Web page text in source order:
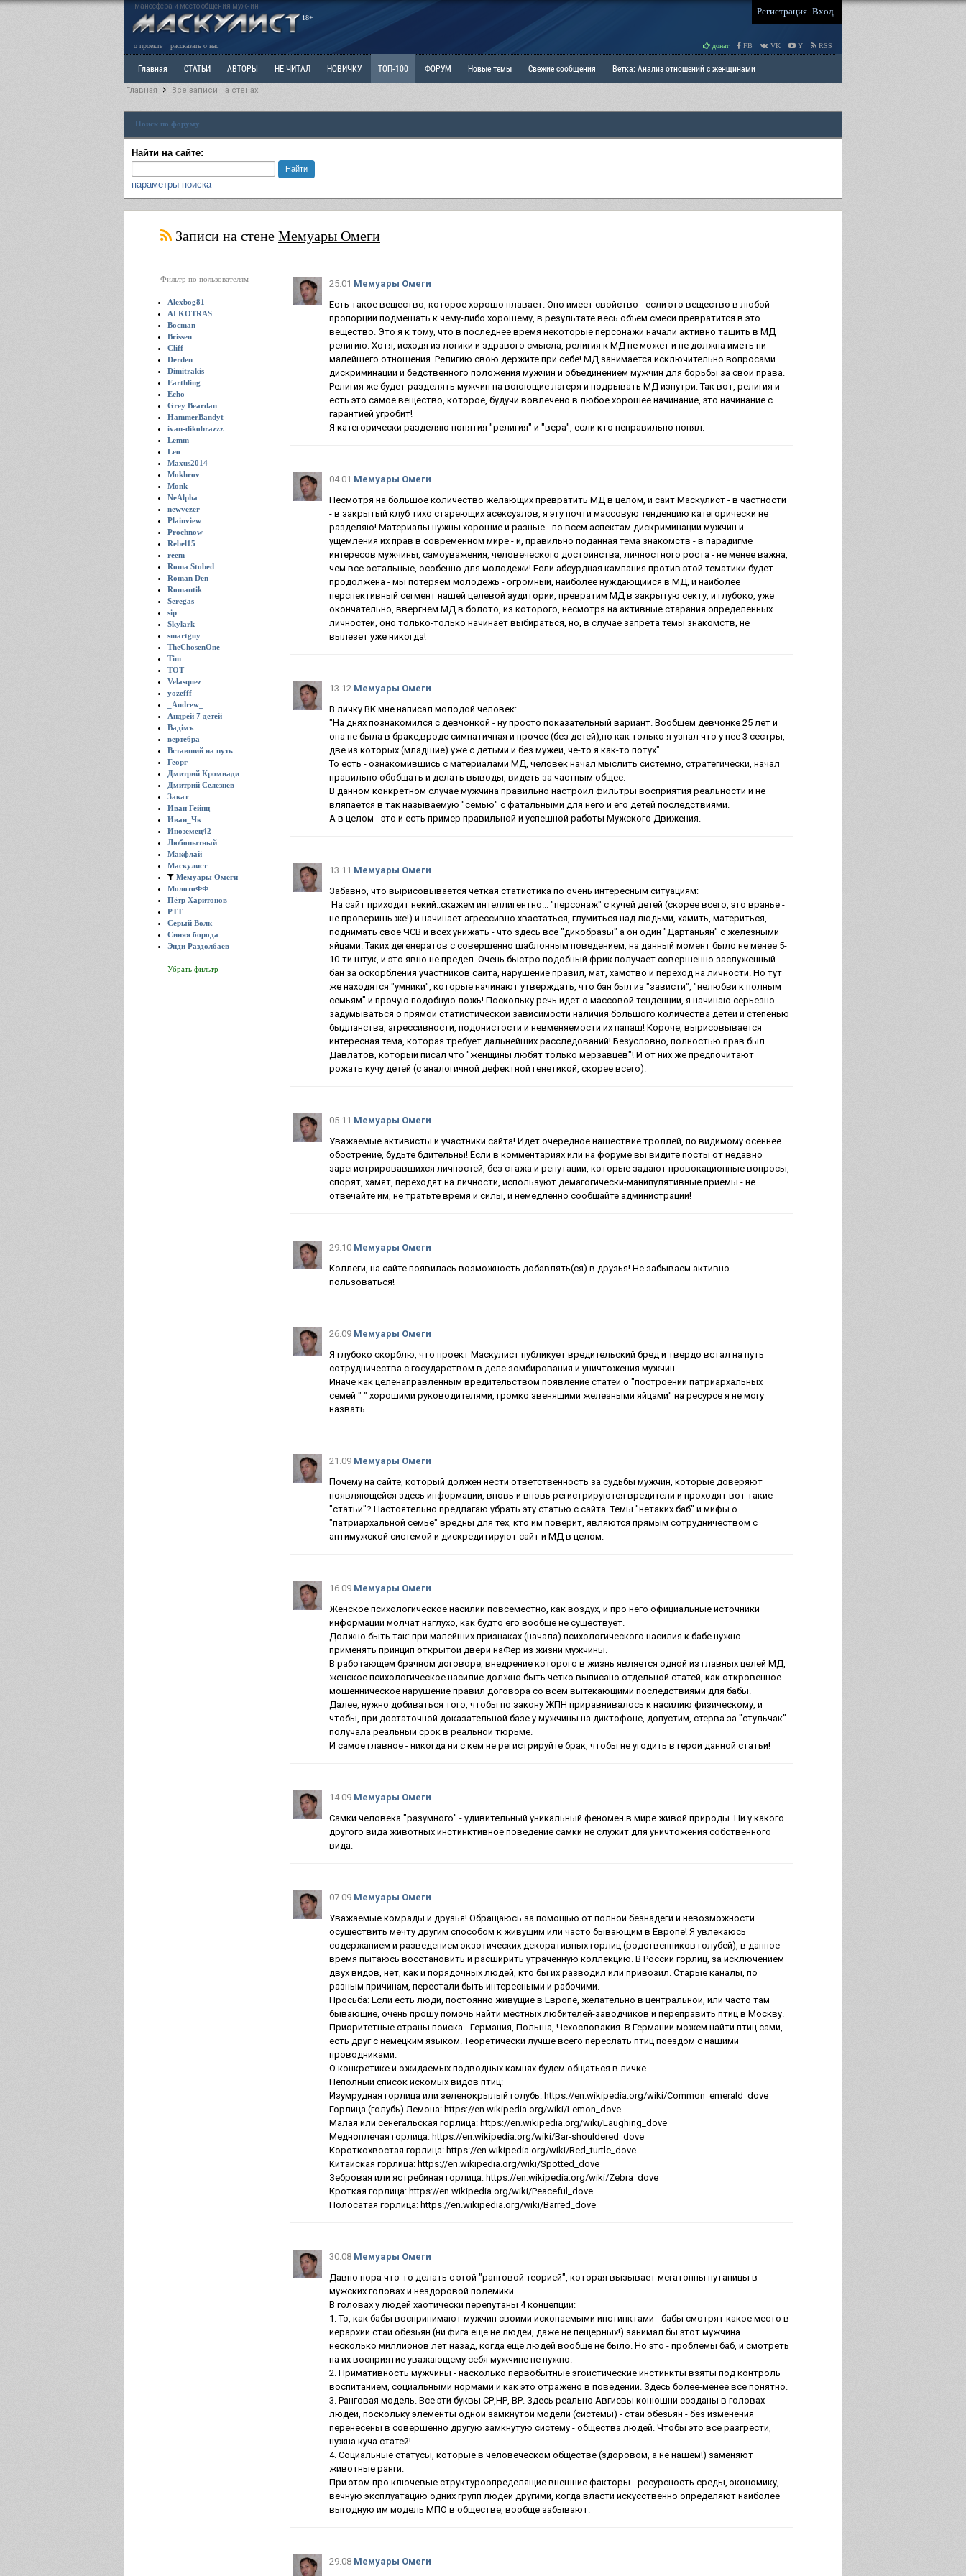
маносфера и место общения мужчин
18+
Регистрация Вход
о проекте рассказать о нас донат FB VK Y RSS
Главная СТАТЬИ АВТОРЫ НЕ ЧИТАЛ НОВИЧКУ ТОП-100 ФОРУМ Новые темы Свежие сообщения Ветка: Анализ отношений с женщинами
РАЗДЕЛ: Разное
Главная Все записи на стенах
Поиск по форуму
Найти на сайте:
параметры поиска
Записи на стене Мемуары Омеги
Фильтр по пользователям
Alexbog81
ALKOTRAS
Bocman
Brissen
Cliff
Derden
Dimitrakis
Earthling
Echo
Grey Beardan
HammerBandyt
ivan-dikobrazzz
Lemm
Leo
Maxus2014
Mokhrov
Monk
NeAlpha
newvezer
Plainview
Prochnow
Rebel15
reem
Roma Stobed
Roman Den
Romantik
Seregas
sip
Skylark
smartguy
TheChosenOne
Tim
TOT
Velasquez
yozefff
_Andrew_
Андрей 7 детей
Вадiмъ
вертебра
Вставший на путь
Георг
Дмитрий Кромиади
Дмитрий Селезнев
Закат
Иван Гейнц
Иван_Чк
Иноземец42
Любопытный
Макфлай
Маскулист
Мемуары Омеги
МолотоФФ
Пётр Харитонов
РТТ
Серый Волк
Синяя борода
Энди Раздолбаев
Убрать фильтр
25.01 Мемуары Омеги
Есть такое вещество, которое хорошо плавает. Оно имеет свойство - если это вещество в любой
пропорции подмешать к чему-либо хорошему, в результате весь объем смеси превратится в это
вещество. Это я к тому, что в последнее время некоторые персонажи начали активно тащить в МД
религию. Хотя, исходя из логики и здравого смысла, религия к МД не может и не должна иметь ни
малейшего отношения. Религию свою держите при себе! МД занимается исключительно вопросами
дискриминации и бедственного положения мужчин и объединением мужчин для борьбы за свои права.
Религия же будет разделять мужчин на воюющие лагеря и подрывать МД изнутри. Так вот, религия и
есть это самое вещество, которое, будучи вовлечено в любое хорошее начинание, это начинание с
гарантией угробит!
Я категорически разделяю понятия "религия" и "вера", если кто неправильно понял.
04.01 Мемуары Омеги
Несмотря на большое количество желающих превратить МД в целом, и сайт Маскулист - в частности
- в закрытый клуб тихо стареющих асексуалов, я эту почти массовую тенденцию категорически не
разделяю! Материалы нужны хорошие и разные - по всем аспектам дискриминации мужчин и
ущемления их прав в современном мире - и, правильно поданная тема знакомств - в парадигме
интересов мужчины, самоуважения, человеческого достоинства, личностного роста - не менее важна,
чем все остальные, особенно для молодежи! Если абсурдная кампания против этой тематики будет
продолжена - мы потеряем молодежь - огромный, наиболее нуждающийся в МД, и наиболее
перспективный сегмент нашей целевой аудитории, превратим МД в закрытую секту, и глубоко, уже
окончательно, ввергнем МД в болото, из которого, несмотря на активные старания определенных
личностей, оно только-только начинает выбираться, но, в случае запрета темы знакомств, не
вылезет уже никогда!
13.12 Мемуары Омеги
В личку ВК мне написал молодой человек:
"На днях познакомился с девчонкой - ну просто показательный вариант. Вообщем девчонке 25 лет и
она не была в браке,вроде симпатичная и прочее (без детей),но как только я узнал что у нее 3 сестры,
две из которых (младшие) уже с детьми и без мужей, че-то я как-то потух"
То есть - ознакомившись с материалами МД, человек начал мыслить системно, стратегически, начал
правильно обобщать и делать выводы, видеть за частным общее.
В данном конкретном случае мужчина правильно настроил фильтры восприятия реальности и не
вляпается в так называемую "семью" с фатальными для него и его детей последствиями.
А в целом - это и есть пример правильной и успешной работы Мужского Движения.
13.11 Мемуары Омеги
Забавно, что вырисовывается четкая статистика по очень интересным ситуациям:
На сайт приходит некий..скажем интеллигентно... "персонаж" с кучей детей (скорее всего, это вранье -
не проверишь же!) и начинает агрессивно хвастаться, глумиться над людьми, хамить, материться,
поднимать свое ЧСВ и всех унижать - что здесь все "дикобразы" а он один "Дартаньян" с железными
яйцами. Таких дегенератов с совершенно шаблонным поведением, на данный момент было не менее 5-
10-ти штук, и это явно не предел. Очень быстро подобный фрик получает совершенно заслуженный
бан за оскорбления участников сайта, нарушение правил, мат, хамство и переход на личности. Но тут
же находятся "умники", которые начинают утверждать, что бан был из "зависти", "нелюбви к полным
семьям" и прочую подобную ложь! Поскольку речь идет о массовой тенденции, я начинаю серьезно
задумываться о прямой статистической зависимости наличия большого количества детей и степенью
быдланства, агрессивности, подонистости и невменяемости их папаш! Короче, вырисовывается
интересная тема, которая требует дальнейших расследований! Безусловно, полностью прав был
Давлатов, который писал что "женщины любят только мерзавцев"! И от них же предпочитают
рожать кучу детей (с аналогичной дефектной генетикой, скорее всего).
05.11 Мемуары Омеги
Уважаемые активисты и участники сайта! Идет очередное нашествие троллей, по видимому осеннее
обострение, будьте бдительны! Если в комментариях или на форуме вы видите посты от недавно
зарегистрировавшихся личностей, без стажа и репутации, которые задают провокационные вопросы,
спорят, хамят, переходят на личности, используют демагогически-манипулятивные приемы - не
отвечайте им, не тратьте время и силы, и немедленно сообщайте администрации!
29.10 Мемуары Омеги
Коллеги, на сайте появилась возможность добавлять(ся) в друзья! Не забываем активно
пользоваться!
26.09 Мемуары Омеги
Я глубоко скорблю, что проект Маскулист публикует вредительский бред и твердо встал на путь
сотрудничества с государством в деле зомбирования и уничтожения мужчин.
Иначе как целенаправленным вредительством появление статей о "построении патриархальных
семей " " хорошими руководителями, громко звенящими железными яйцами" на ресурсе я не могу
назвать.
21.09 Мемуары Омеги
Почему на сайте, который должен нести ответственность за судьбы мужчин, которые доверяют
появляющейся здесь информации, вновь и вновь регистрируются вредители и проходят вот такие
"статьи"? Настоятельно предлагаю убрать эту статью с сайта. Темы "нетаких баб" и мифы о
"патриархальной семье" вредны для тех, кто им поверит, являются прямым сотрудничеством с
антимужской системой и дискредитируют сайт и МД в целом.
16.09 Мемуары Омеги
Женское психологическое насилии повсеместно, как воздух, и про него официальные источники
информации молчат наглухо, как будто его вообще не существует.
Должно быть так: при малейших признаках (начала) психологического насилия к бабе нужно
применять принцип открытой двери наФер из жизни мужчины.
В работающем брачном договоре, внедрение которого в жизнь является одной из главных целей МД,
женское психологическое насилие должно быть четко выписано отдельной статей, как откровенное
мошенническое нарушение правил договора со всем вытекающими последствиями для бабы.
Далее, нужно добиваться того, чтобы по закону ЖПН приравнивалось к насилию физическому, и
чтобы, при достаточной доказательной базе у мужчины на диктофоне, допустим, стерва за "стульчак"
получала реальный срок в реальной тюрьме.
И самое главное - никогда ни с кем не регистрируйте брак, чтобы не угодить в герои данной статьи!
14.09 Мемуары Омеги
Самки человека "разумного" - удивительный уникальный феномен в мире живой природы. Ни у какого
другого вида животных инстинктивное поведение самки не служит для уничтожения собственного
вида.
07.09 Мемуары Омеги
Уважаемые комрады и друзья! Обращаюсь за помощью от полной безнадеги и невозможности
осуществить мечту другим способом к живущим или часто бывающим в Европе! Я увлекаюсь
содержанием и разведением экзотических декоративных горлиц (родственников голубей), в данное
время пытаюсь восстановить и расширить утраченную коллекцию. В России горлиц, за исключением
двух видов, нет, как и порядочных людей, кто бы их разводил или привозил. Старые каналы, по
разным причинам, перестали быть интересными и рабочими.
Просьба: Если есть люди, постоянно живущие в Европе, желательно в центральной, или часто там
бывающие, очень прошу помочь найти местных любителей-заводчиков и переправить птиц в Москву.
Приоритетные страны поиска - Германия, Польша, Чехословакия. В Германии можем найти птиц сами,
есть друг с немецким языком. Теоретически лучше всего переслать птиц поездом с нашими
проводниками.
О конкретике и ожидаемых подводных камнях будем общаться в личке.
Неполный список искомых видов птиц:
Изумрудная горлица или зеленокрылый голубь: https://en.wikipedia.org/wiki/Common_emerald_dove
Горлица (голубь) Лемона: https://en.wikipedia.org/wiki/Lemon_dove
Малая или сенегальская горлица: https://en.wikipedia.org/wiki/Laughing_dove
Медноплечая горлица: https://en.wikipedia.org/wiki/Bar-shouldered_dove
Короткохвостая горлица: https://en.wikipedia.org/wiki/Red_turtle_dove
Китайская горлица: https://en.wikipedia.org/wiki/Spotted_dove
Зебровая или ястребиная горлица: https://en.wikipedia.org/wiki/Zebra_dove
Кроткая горлица: https://en.wikipedia.org/wiki/Peaceful_dove
Полосатая горлица: https://en.wikipedia.org/wiki/Barred_dove
30.08 Мемуары Омеги
Давно пора что-то делать с этой "ранговой теорией", которая вызывает мегатонны путаницы в
мужских головах и нездоровой полемики.
В головах у людей хаотически перепутаны 4 концепции:
1. То, как бабы воспринимают мужчин своими ископаемыми инстинктами - бабы смотрят какое место в
иерархии стаи обезьян (ни фига еще не людей, даже не пещерных!) занимал бы этот мужчина
несколько миллионов лет назад, когда еще людей вообще не было. Но это - проблемы баб, и смотреть
на их восприятие уважающему себя мужчине не нужно.
2. Примативность мужчины - насколько первобытные эгоистические инстинкты взяты под контроль
воспитанием, социальными нормами и как это отражено в поведении. Здесь более-менее все понятно.
3. Ранговая модель. Все эти буквы СР,НР, ВР. Здесь реально Авгиевы конюшни созданы в головах
людей, поскольку элементы одной замкнутой модели (системы) - стаи обезьян - без изменения
перенесены в совершенно другую замкнутую систему - общества людей. Чтобы это все разгрести,
нужна куча статей!
4. Социальные статусы, которые в человеческом обществе (здоровом, а не нашем!) заменяют
животные ранги.
При этом про ключевые структуроопределящие внешние факторы - ресурсность среды, экономику,
вечную эксплуатацию одних групп людей другими, когда власти искусственно определяют наиболее
выгодную им модель МПО в обществе, вообще забывают.
29.08 Мемуары Омеги